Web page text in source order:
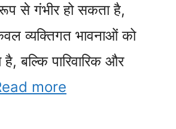
से गंभीर हो सकता है,
व्यक्तिगत भावनाओं को
है, बल्कि पारिवारिक और
more